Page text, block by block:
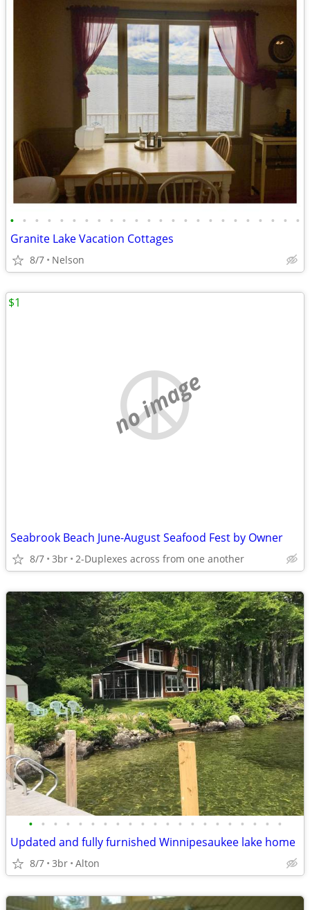
• • • • • • • • • • • • • • • • • • • • • • • •
Granite Lake Vacation Cottages
8/7 Nelson
no image
Seabrook Beach June-August Seafood Fest by Owner
8/7 3br 2-Duplexes across from one another
$1
• • • • • • • • • • • • • • • • • • • • •
Updated and fully furnished Winnipesaukee lake home
8/7 3br Alton